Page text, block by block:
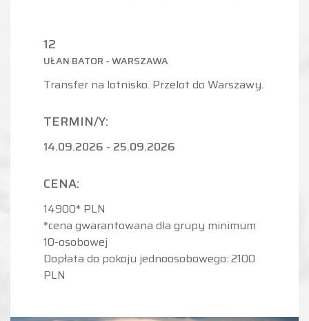
12
UŁAN BATOR - WARSZAWA
Transfer na lotnisko. Przelot do Warszawy.
TERMIN/Y:
14.09.2026 - 25.09.2026
CENA:
14900* PLN
*cena gwarantowana dla grupy minimum
10-osobowej
Dopłata do pokoju jednoosobowego: 2100
PLN